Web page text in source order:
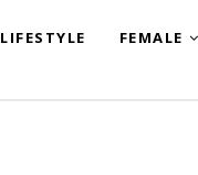
LIFESTYLE FEMALE